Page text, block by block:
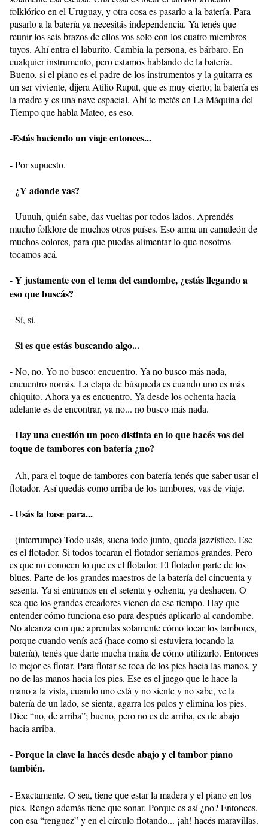
folklórico en el Uruguay, y otra cosa es pasarlo a la batería. Para
pasarlo a la batería ya necesitás independencia. Ya tenés que
reunir los seis brazos de ellos vos solo con los cuatro miembros
tuyos. Ahí entra el laburito. Cambia la persona, es bárbaro. En
cualquier instrumento, pero estamos hablando de la batería.
Bueno, si el piano es el padre de los instrumentos y la guitarra es
un ser viviente, dijera Atilio Rapat, que es muy cierto; la batería es
la madre y es una nave espacial. Ahí te metés en La Máquina del
Tiempo que habla Mateo, es eso.
-Estás haciendo un viaje entonces...
- Por supuesto.
- ¿Y adonde vas?
- Uuuuh, quién sabe, das vueltas por todos lados. Aprendés
mucho folklore de muchos otros países. Eso arma un camaleón de
muchos colores, para que puedas alimentar lo que nosotros
tocamos acá.
-Y justamente con el tema del candombe, ¿estás llegando a
eso que buscás?
- Sí, sí.
-Si es que estás buscando algo...
- No, no. Yo no busco: encuentro. Ya no busco más nada,
encuentro nomás. La etapa de búsqueda es cuando uno es más
chiquito. Ahora ya es encuentro. Ya desde los ochenta hacia
adelante es de encontrar, ya no... no busco más nada.
-Hay una cuestión un poco distinta en lo que hacés vos del
toque de tambores con batería ¿no?
- Ah, para el toque de tambores con batería tenés que saber usar el
flotador. Así quedás como arriba de los tambores, vas de viaje.
-Usás la base para...
- (interrumpe) Todo usás, suena todo junto, queda jazzístico. Ese
es el flotador. Si todos tocaran el flotador seríamos grandes. Pero
es que no conocen lo que es el flotador. El flotador parte de los
blues. Parte de los grandes maestros de la batería del cincuenta y
sesenta. Ya si entramos en el setenta y ochenta, ya deshacen. O
sea que los grandes creadores vienen de ese tiempo. Hay que
entender cómo funciona eso para después aplicarlo al candombe.
No alcanza con que aprendas solamente cómo tocar los tambores,
porque cuando venís acá (hace como si estuviera tocando la
batería), tenés que darte mucha maña de cómo utilizarlo. Entonces
lo mejor es flotar. Para flotar se toca de los pies hacia las manos, y
no de las manos hacia los pies. Ese es el juego que le hace la
mano a la vista, cuando uno está y no siente y no sabe, ve la
batería de un lado, se sienta, agarra los palos y elimina los pies.
Dice “no, de arriba”; bueno, pero no es de arriba, es de abajo
hacia arriba.
-Porque la clave la hacés desde abajo y el tambor piano
también.
- Exactamente. O sea, tiene que estar la madera y el piano en los
pies. Rengo además tiene que sonar. Porque es así ¿no? Entonces,
con esa “renguez” y en el círculo flotando... ¡ah! hacés maravillas.